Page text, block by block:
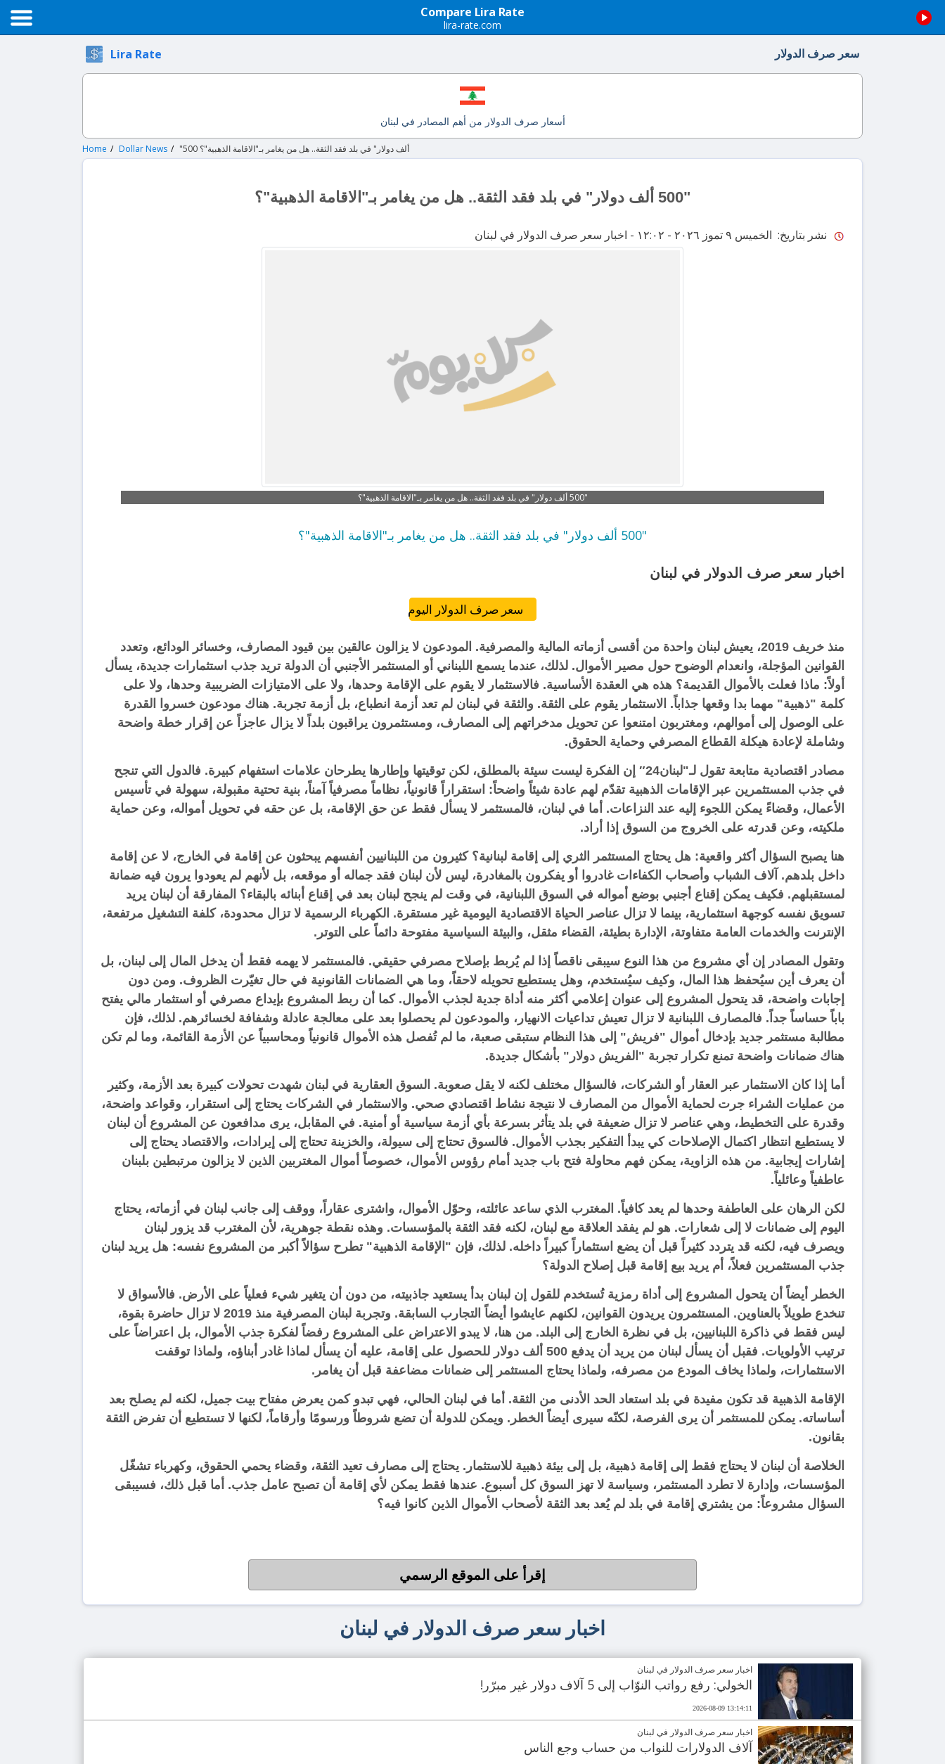
Compare Lira Rate
lira-rate.com
Lira Rate سعر صرف الدولار
أسعار صرف الدولار من أهم المصادر في لبنان
Home Dollar News "500 ألف دولار" في بلد فقد الثقة.. هل من يغامر بـ"الاقامة الذهبية"؟
"500 ألف دولار" في بلد فقد الثقة.. هل من يغامر بـ"الاقامة الذهبية"؟
نشر بتاريخ: الخميس ٩ تموز ٢٠٢٦ - ١٢:٠٢ - اخبار سعر صرف الدولار في لبنان
"500 ألف دولار" في بلد فقد الثقة.. هل من يغامر بـ"الاقامة الذهبية"؟
"500 ألف دولار" في بلد فقد الثقة.. هل من يغامر بـ"الاقامة الذهبية"؟
اخبار سعر صرف الدولار في لبنان
سعر صرف الدولار اليوم
منذ خريف 2019، يعيش لبنان واحدة من أقسى أزماته المالية والمصرفية. المودعون لا يزالون عالقين بين قيود المصارف، وخسائر الودائع، وتعدد
القوانين المؤجلة، وانعدام الوضوح حول مصير الأموال. لذلك، عندما يسمع اللبناني أو المستثمر الأجنبي أن الدولة تريد جذب استثمارات جديدة، يسأل
أولاً: ماذا فعلت بالأموال القديمة؟ هذه هي العقدة الأساسية. فالاستثمار لا يقوم على الإقامة وحدها، ولا على الامتيازات الضريبية وحدها، ولا على
كلمة "ذهبية" مهما بدا وقعها جذاباً. الاستثمار يقوم على الثقة. والثقة في لبنان لم تعد أزمة انطباع، بل أزمة تجربة. هناك مودعون خسروا القدرة
على الوصول إلى أموالهم، ومغتربون امتنعوا عن تحويل مدخراتهم إلى المصارف، ومستثمرون يراقبون بلداً لا يزال عاجزاً عن إقرار خطة واضحة
وشاملة لإعادة هيكلة القطاع المصرفي وحماية الحقوق.
مصادر اقتصادية متابعة تقول لـ"لبنان24″ إن الفكرة ليست سيئة بالمطلق، لكن توقيتها وإطارها يطرحان علامات استفهام كبيرة. فالدول التي تنجح
في جذب المستثمرين عبر الإقامات الذهبية تقدّم لهم عادة شيئاً واضحاً: استقراراً قانونياً، نظاماً مصرفياً آمناً، بنية تحتية مقبولة، سهولة في تأسيس
الأعمال، وقضاءً يمكن اللجوء إليه عند النزاعات. أما في لبنان، فالمستثمر لا يسأل فقط عن حق الإقامة، بل عن حقه في تحويل أمواله، وعن حماية
ملكيته، وعن قدرته على الخروج من السوق إذا أراد.
هنا يصبح السؤال أكثر واقعية: هل يحتاج المستثمر الثري إلى إقامة لبنانية؟ كثيرون من اللبنانيين أنفسهم يبحثون عن إقامة في الخارج، لا عن إقامة
داخل بلدهم. آلاف الشباب وأصحاب الكفاءات غادروا أو يفكرون بالمغادرة، ليس لأن لبنان فقد جماله أو موقعه، بل لأنهم لم يعودوا يرون فيه ضمانة
لمستقبلهم. فكيف يمكن إقناع أجنبي بوضع أمواله في السوق اللبنانية، في وقت لم ينجح لبنان بعد في إقناع أبنائه بالبقاء؟ المفارقة أن لبنان يريد
تسويق نفسه كوجهة استثمارية، بينما لا تزال عناصر الحياة الاقتصادية اليومية غير مستقرة. الكهرباء الرسمية لا تزال محدودة، كلفة التشغيل مرتفعة،
الإنترنت والخدمات العامة متفاوتة، الإدارة بطيئة، القضاء مثقل، والبيئة السياسية مفتوحة دائماً على التوتر.
وتقول المصادر إن أي مشروع من هذا النوع سيبقى ناقصاً إذا لم يُربط بإصلاح مصرفي حقيقي. فالمستثمر لا يهمه فقط أن يدخل المال إلى لبنان، بل
أن يعرف أين سيُحفظ هذا المال، وكيف سيُستخدم، وهل يستطيع تحويله لاحقاً، وما هي الضمانات القانونية في حال تغيّرت الظروف. ومن دون
إجابات واضحة، قد يتحول المشروع إلى عنوان إعلامي أكثر منه أداة جدية لجذب الأموال. كما أن ربط المشروع بإيداع مصرفي أو استثمار مالي يفتح
باباً حساساً جداً. فالمصارف اللبنانية لا تزال تعيش تداعيات الانهيار، والمودعون لم يحصلوا بعد على معالجة عادلة وشفافة لخسائرهم. لذلك، فإن
مطالبة مستثمر جديد بإدخال أموال "فريش" إلى هذا النظام ستبقى صعبة، ما لم تُفصل هذه الأموال قانونياً ومحاسبياً عن الأزمة القائمة، وما لم تكن
هناك ضمانات واضحة تمنع تكرار تجربة "الفريش دولار" بأشكال جديدة.
أما إذا كان الاستثمار عبر العقار أو الشركات، فالسؤال مختلف لكنه لا يقل صعوبة. السوق العقارية في لبنان شهدت تحولات كبيرة بعد الأزمة، وكثير
من عمليات الشراء جرت لحماية الأموال من المصارف لا نتيجة نشاط اقتصادي صحي. والاستثمار في الشركات يحتاج إلى استقرار، وقواعد واضحة،
وقدرة على التخطيط، وهي عناصر لا تزال ضعيفة في بلد يتأثر بسرعة بأي أزمة سياسية أو أمنية. في المقابل، يرى مدافعون عن المشروع أن لبنان
لا يستطيع انتظار اكتمال الإصلاحات كي يبدأ التفكير بجذب الأموال. فالسوق تحتاج إلى سيولة، والخزينة تحتاج إلى إيرادات، والاقتصاد يحتاج إلى
إشارات إيجابية. من هذه الزاوية، يمكن فهم محاولة فتح باب جديد أمام رؤوس الأموال، خصوصاً أموال المغتربين الذين لا يزالون مرتبطين بلبنان
عاطفياً وعائلياً.
لكن الرهان على العاطفة وحدها لم يعد كافياً. المغترب الذي ساعد عائلته، وحوّل الأموال، واشترى عقاراً، ووقف إلى جانب لبنان في أزماته، يحتاج
اليوم إلى ضمانات لا إلى شعارات. هو لم يفقد العلاقة مع لبنان، لكنه فقد الثقة بالمؤسسات. وهذه نقطة جوهرية، لأن المغترب قد يزور لبنان
ويصرف فيه، لكنه قد يتردد كثيراً قبل أن يضع استثماراً كبيراً داخله. لذلك، فإن "الإقامة الذهبية" تطرح سؤالاً أكبر من المشروع نفسه: هل يريد لبنان
جذب المستثمرين فعلاً، أم يريد بيع إقامة قبل إصلاح الدولة؟
الخطر أيضاً أن يتحول المشروع إلى أداة رمزية تُستخدم للقول إن لبنان بدأ يستعيد جاذبيته، من دون أن يتغير شيء فعلياً على الأرض. فالأسواق لا
تنخدع طويلاً بالعناوين. المستثمرون يريدون القوانين، لكنهم عايشوا أيضاً التجارب السابقة. وتجربة لبنان المصرفية منذ 2019 لا تزال حاضرة بقوة،
ليس فقط في ذاكرة اللبنانيين، بل في نظرة الخارج إلى البلد. من هنا، لا يبدو الاعتراض على المشروع رفضاً لفكرة جذب الأموال، بل اعتراضاً على
ترتيب الأولويات. فقبل أن يسأل لبنان من يريد أن يدفع 500 ألف دولار للحصول على إقامة، عليه أن يسأل لماذا غادر أبناؤه، ولماذا توقفت
الاستثمارات، ولماذا يخاف المودع من مصرفه، ولماذا يحتاج المستثمر إلى ضمانات مضاعفة قبل أن يغامر.
الإقامة الذهبية قد تكون مفيدة في بلد استعاد الحد الأدنى من الثقة. أما في لبنان الحالي، فهي تبدو كمن يعرض مفتاح بيت جميل، لكنه لم يصلح بعد
أساساته. يمكن للمستثمر أن يرى الفرصة، لكنّه سيرى أيضاً الخطر. ويمكن للدولة أن تضع شروطاً ورسومًا وأرقاماً، لكنها لا تستطيع أن تفرض الثقة
بقانون.
الخلاصة أن لبنان لا يحتاج فقط إلى إقامة ذهبية، بل إلى بيئة ذهبية للاستثمار. يحتاج إلى مصارف تعيد الثقة، وقضاء يحمي الحقوق، وكهرباء تشغّل
المؤسسات، وإدارة لا تطرد المستثمر، وسياسة لا تهز السوق كل أسبوع. عندها فقط يمكن لأي إقامة أن تصبح عامل جذب. أما قبل ذلك، فسيبقى
السؤال مشروعاً: من يشتري إقامة في بلد لم يُعد بعد الثقة لأصحاب الأموال الذين كانوا فيه؟
إقرأ على الموقع الرسمي
اخبار سعر صرف الدولار في لبنان
اخبار سعر صرف الدولار في لبنان
الخولي: رفع رواتب النوّاب إلى 5 آلاف دولار غير مبرّر!
2026-08-09 13:14:11
اخبار سعر صرف الدولار في لبنان
آلاف الدولارات للنواب من حساب وجع الناس